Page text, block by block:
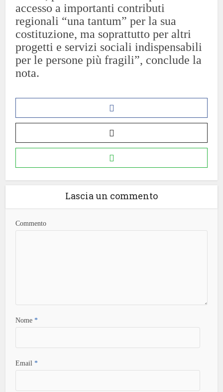
accesso a importanti contributi
regionali “una tantum” per la sua
costituzione, ma soprattutto per altri
progetti e servizi sociali indispensabili
per le persone più fragili”, conclude la
nota.
Lascia un commento
Commento
Nome*
Email*